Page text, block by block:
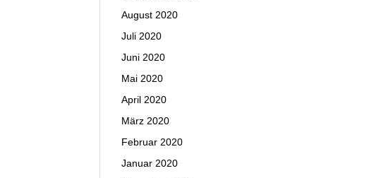
August 2020
Juli 2020
Juni 2020
Mai 2020
April 2020
März 2020
Februar 2020
Januar 2020